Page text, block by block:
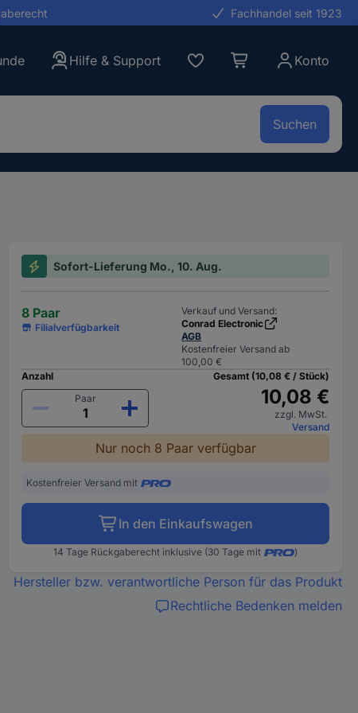
Fachhandel seit 1923
Hilfe & Support Konto
Suchen
Sofort-Lieferung Mo., 10. Aug.
8 Paar
Filialverfügbarkeit
Verkauf und Versand:
Conrad Electronic
AGB
Kostenfreier Versand ab
100,00 €
Anzahl
Paar
Gesamt (10,08 € / Stück)
10,08 €
zzgl. MwSt.
Versand
Nur noch 8 Paar verfügbar
Kostenfreier Versand mit
In den Einkaufswagen
14 Tage Rückgaberecht inklusive (30 Tage mit )
Hersteller bzw. verantwortliche Person für das Produkt
Rechtliche Bedenken melden